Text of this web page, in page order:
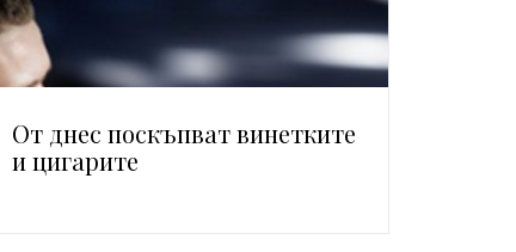
От днес поскъпват винетките
и цигарите